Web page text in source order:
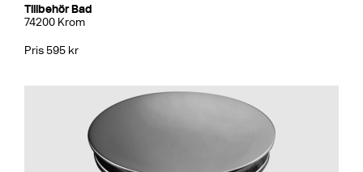
Tillbehör Bad
74200 Krom
Pris 595 kr